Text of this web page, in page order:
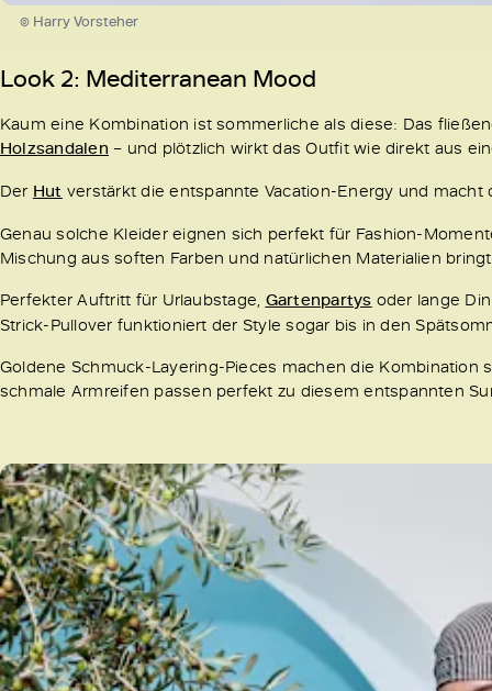
© Harry Vorsteher
Look 2: Mediterranean Mood
Kaum eine Kombination ist sommerliche als diese: Das
Holzsandalen – und plötzlich wirkt das Outfit wie direkt aus
Der Hut verstärkt die entspannte Vacation-Energy und
Genau solche Kleider eignen sich perfekt für Fashion-
Mischung aus soften Farben und natürlichen Materialien
Perfekter Auftritt für Urlaubstage, Gartenpartys oder lange
Strick-Pullover funktioniert der Style sogar bis in den
Goldene Schmuck-Layering-Pieces machen die
schmale Armreifen passen perfekt zu diesem entspannten